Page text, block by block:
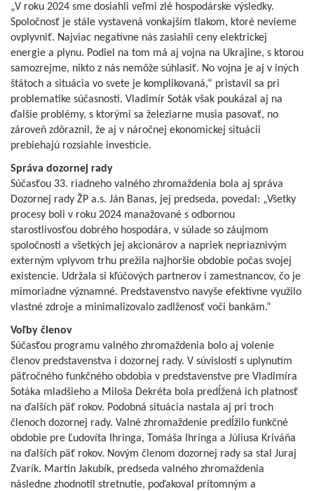
„V roku 2024 sme dosiahli veľmi zlé hospodárske výsledky.
Spoločnosť je stále vystavená vonkajším tlakom, ktoré nevieme
ovplyvniť. Najviac negatívne nás zasiahli ceny elektrickej
energie a plynu. Podiel na tom má aj vojna na Ukrajine, s ktorou
samozrejme, nikto z nás nemôže súhlasiť. No vojna je aj v iných
štátoch a situácia vo svete je komplikovaná,“ pristavil sa pri
problematike súčasnosti. Vladimír Soták však poukázal aj na
ďalšie problémy, s ktorými sa železiarne musia pasovať, no
zároveň zdôraznil, že aj v náročnej ekonomickej situácii
prebiehajú rozsiahle investície.
Správa dozornej rady
Súčasťou 33. riadneho valného zhromaždenia bola aj správa
Dozornej rady ŽP a.s. Ján Banas, jej predseda, povedal: „Všetky
procesy boli v roku 2024 manažované s odbornou
starostlivosťou dobrého hospodára, v súlade so záujmom
spoločnosti a všetkých jej akcionárov a napriek nepriaznivým
externým vplyvom trhu prežila najhoršie obdobie počas svojej
existencie. Udržala si kľúčových partnerov i zamestnancov, čo je
mimoriadne významné. Predstavenstvo navyše efektívne využilo
vlastné zdroje a minimalizovalo zadlženosť voči bankám.“
Voľby členov
Súčasťou programu valného zhromaždenia bolo aj volenie
členov predstavenstva i dozornej rady. V súvislosti s uplynutím
päťročného funkčného obdobia v predstavenstve pre Vladimíra
Sotáka mladšieho a Miloša Dekréta bola predĺžená ich platnosť
na ďalších päť rokov. Podobná situácia nastala aj pri troch
členoch dozornej rady. Valné zhromaždenie predĺžilo funkčné
obdobie pre Ľudovíta Ihringa, Tomáša Ihringa a Júliusa Kriváňa
na ďalších päť rokov. Novým členom dozornej rady sa stal Juraj
Zvarík. Martin Jakubík, predseda valného zhromaždenia
následne zhodnotil stretnutie, poďakoval prítomným a